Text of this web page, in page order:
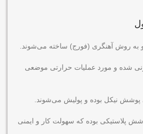
و به روش آهنگری (فورج) ساخته می‌شوند.
شده و مورد عملیات حرارتی موضعی
پوشش نیکل بوده و پولیش می‌شوند.
پلاستیکی بوده که سهولت کار و ایمنی